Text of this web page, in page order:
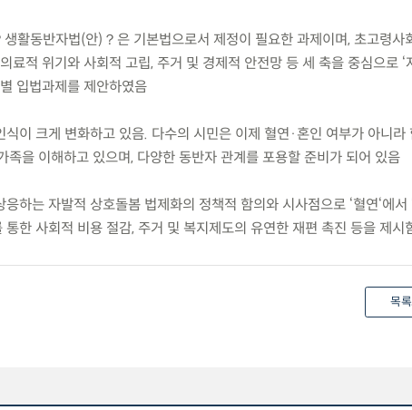
활동반자법(안)？은 기본법으로서 제정이 필요한 과제이며, 초고령사
료적 위기와 사회적 고립, 주거 및 경제적 안전망 등 세 축을 중심으로 ‘
입법과제를 제안하였음
이 크게 변화하고 있음. 다수의 시민은 이제 혈연·혼인 여부가 아니라
족을 이해하고 있으며, 다양한 동반자 관계를 포용할 준비가 되어 있음
하는 자발적 상호돌봄 법제화의 정책적 함의와 시사점으로 ‘혈연‘에서
통한 사회적 비용 절감, 주거 및 복지제도의 유연한 재편 촉진 등을 제시
목